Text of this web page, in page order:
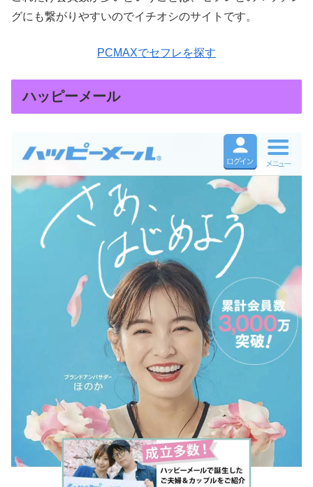
グにも繋がりやすいのでイチオシのサイトです。
PCMAXでセフレを探す
ハッピーメール